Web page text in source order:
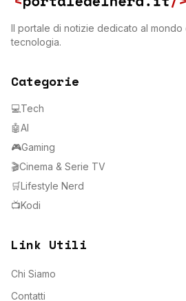
Il portale di notizie dedicato al
tecnologia.
Categorie
💻Tech
🤖AI
🎮Gaming
🎬Cinema & Serie TV
🛒Lifestyle Nerd
📺Kodi
Link Utili
Chi Siamo
Contatti